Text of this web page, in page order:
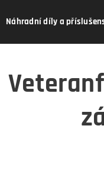
Náhradní díly a